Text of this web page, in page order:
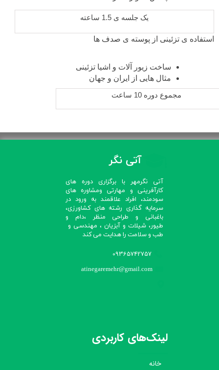
یک جلسه ی 1.5 ساعته
استفاده ی تزئینی از پوسته ی صدف ها
ساخت زیور آلات و اشیا تزئینی
مثال هایی از ایران و جهان
مجموع دوره 10 ساعت
آتی نگر
آتی نگرمهر با برگزاری دوره های
کارآفرینی و مهارتی ومشاوره های
سودمند، افراد علاقمند به ورود در
سرمایه گذاری رشته های کشاورزی،
باغبانی و طراحی منظر ،دام و
طیور، شیلات و آبزیان ، مهندسی و
طب و سلامت را هدایت می کند​​​​​​​
09365742757
atinegaremehr@gmail.com
لینک‌های کاربردی
خانه